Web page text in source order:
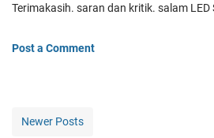
Terimakasih. saran dan kritik. salam LED
Post a Comment
Newer Posts